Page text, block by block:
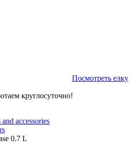
Посмотреть елку
круглосуточно!
accessories
0.7 L